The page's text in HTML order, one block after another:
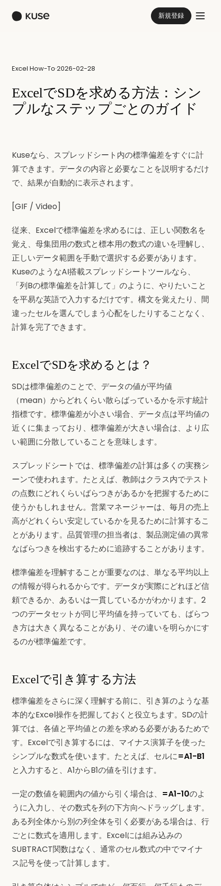
新規登録
Excel How-To·2026-02-28
ExcelでSDを求める方法：シン
プルなステップごとのガイド
Kuseなら、スプレッドシート内の標準偏差をすぐに計
算できます。データの内容と必要なことを説明するだけ
で、結果が自動的に表示されます。
[GIF / Video]
従来、Excelで標準偏差を求めるには、正しい関数名を
覚え、母集団用の数式と標本用の数式の違いを理解し、
正しいデータ範囲を手動で選択する必要があります。
KuseのようなAI搭載スプレッドシートツールなら、
「列Bの標準偏差を計算して」のように、やりたいこと
を平易な英語で入力するだけです。構文を覚えたり、間
違ったセルを選んでしまう心配をしたりすることなく、
計算を完了できます。
ExcelでSDを求めるとは？
SDは標準偏差のことで、データの値が平均値
（mean）からどれくらい散らばっているかを示す統計
指標です。標準偏差が小さい場合、データ点は平均値の
近くに集まっており、標準偏差が大きい場合は、より広
い範囲に分散していることを意味します。
スプレッドシートでは、標準偏差の計算は多くの実務シ
ーンで使われます。たとえば、教師はクラス内でテスト
の点数にどれくらいばらつきがあるかを把握するために
使うかもしれません。営業マネージャーは、毎月の売上
高がどれくらい安定しているかを見るために計算するこ
とがあります。品質管理の担当者は、製品測定値の異常
なばらつきを検出するために追跡することがあります。
標準偏差を理解することが重要なのは、単なる平均以上
の情報が得られるからです。データが実際にどれほど信
頼できるか、あるいは一貫しているかがわかります。2
つのデータセットが同じ平均値を持っていても、ばらつ
き方は大きく異なることがあり、その違いを明らかにす
るのが標準偏差です。
Excelで引き算する方法
標準偏差をさらに深く理解する前に、引き算のような基
本的なExcel操作を把握しておくと役立ちます。SDの計
算では、各値と平均値との差を求める必要があるためで
す。Excelで引き算するには、マイナス演算子を使った
シンプルな数式を使います。たとえば、セルに=A1-B1
と入力すると、A1からB1の値を引けます。
一定の数値を範囲内の値から引く場合は、 =A1-10のよ
うに入力し、その数式を列の下方向へドラッグします。
ある列全体から別の列全体を引く必要がある場合は、行
ごとに数式を適用します。Excelには組み込みの
SUBTRACT関数はなく、通常のセル数式の中でマイナ
ス記号を使って計算します。